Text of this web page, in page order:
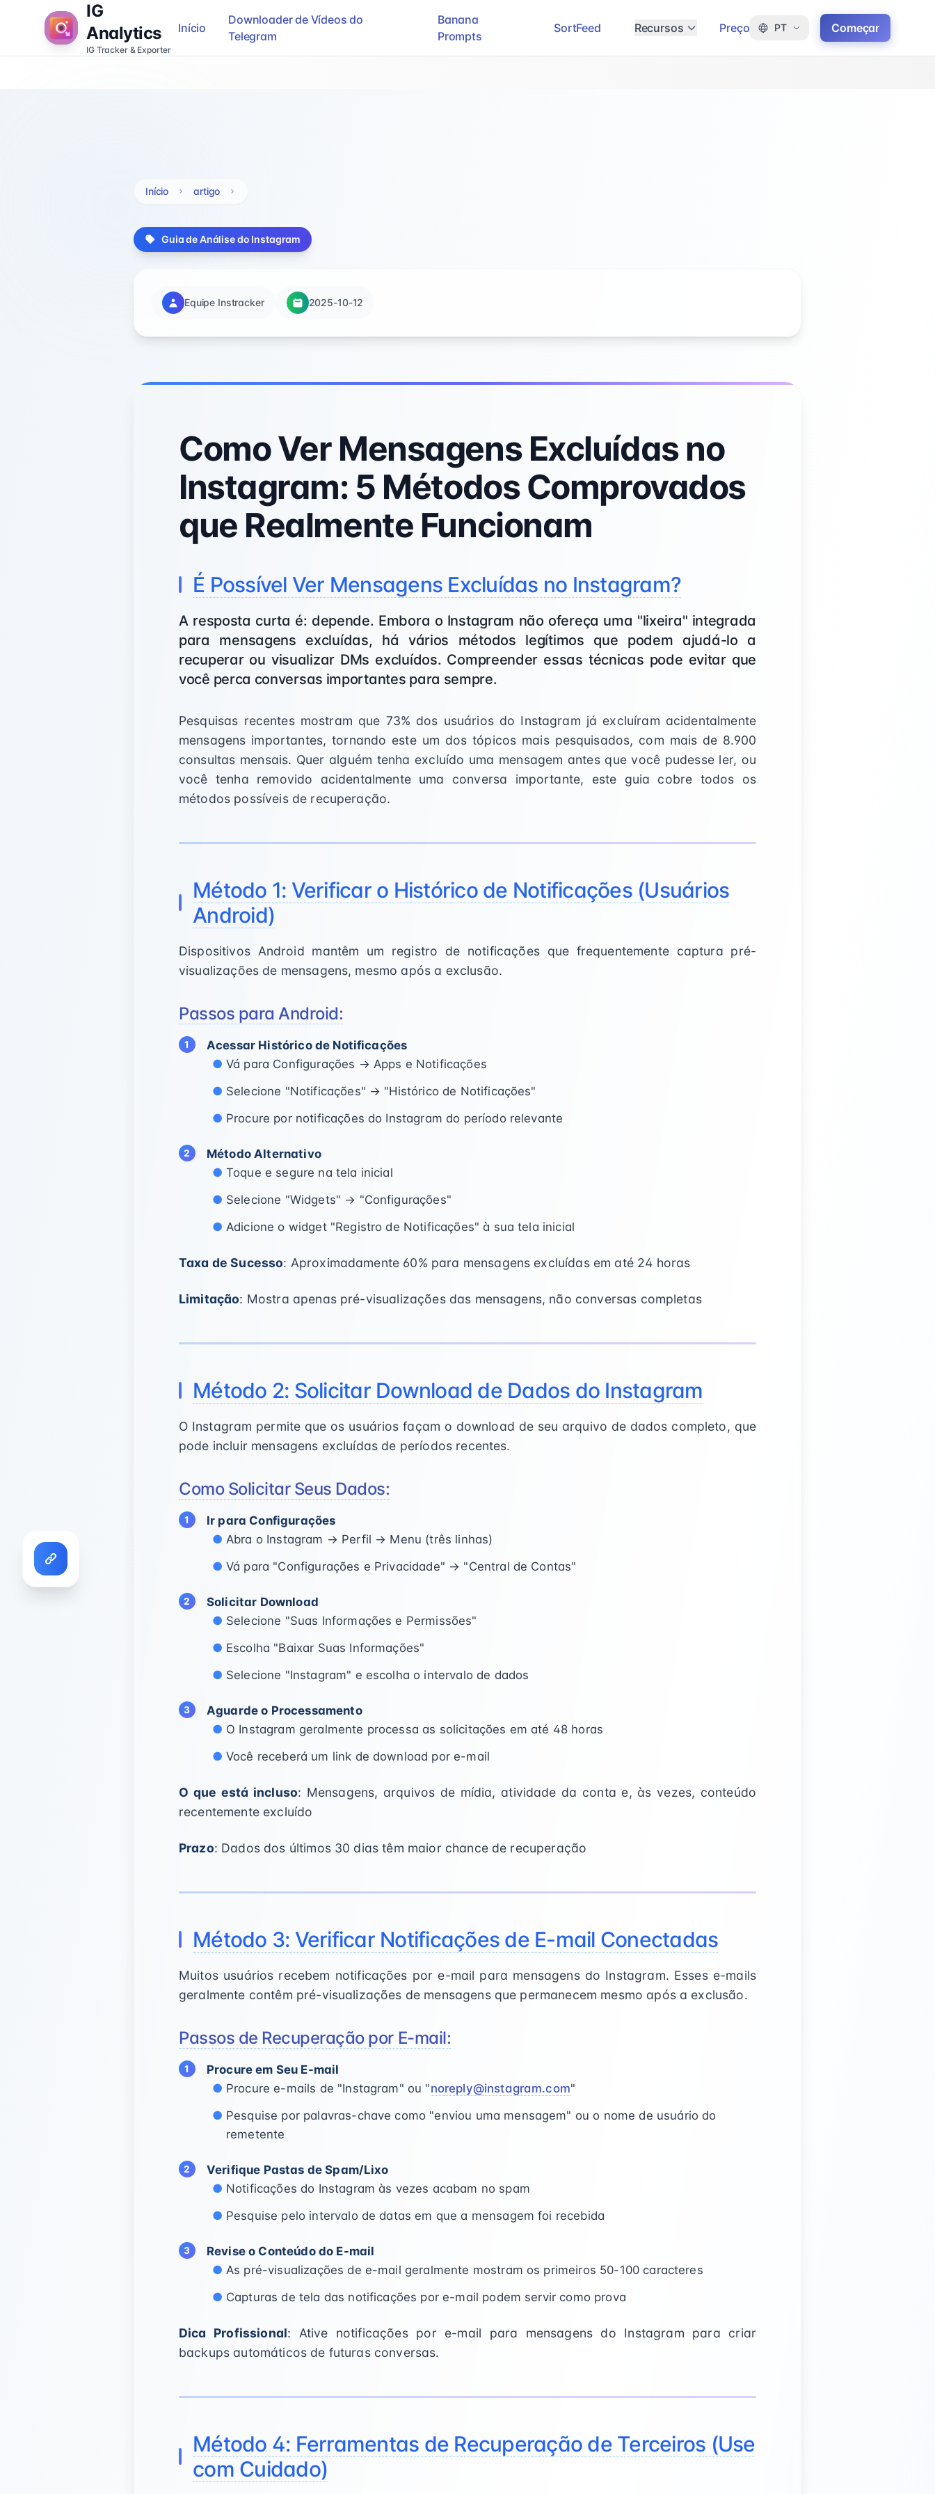
IG
Analytics
IG Tracker & Exporter
Início
Downloader de Vídeos do
Telegram
Banana
Prompts
SortFeed Recursos Preço PT Começar
Início artigo
Guia de Análise do Instagram
Equipe Instracker 2025-10-12
Como Ver Mensagens Excluídas no
Instagram: 5 Métodos Comprovados
que Realmente Funcionam
É Possível Ver Mensagens Excluídas no Instagram?
A resposta curta é: depende. Embora o Instagram não ofereça uma "lixeira" integrada
para mensagens excluídas, há vários métodos legítimos que podem ajudá-lo a
recuperar ou visualizar DMs excluídos. Compreender essas técnicas pode evitar que
você perca conversas importantes para sempre.
Pesquisas recentes mostram que 73% dos usuários do Instagram já excluíram acidentalmente
mensagens importantes, tornando este um dos tópicos mais pesquisados, com mais de 8.900
consultas mensais. Quer alguém tenha excluído uma mensagem antes que você pudesse ler, ou
você tenha removido acidentalmente uma conversa importante, este guia cobre todos os
métodos possíveis de recuperação.
Método 1: Verificar o Histórico de Notificações (Usuários
Android)
Dispositivos Android mantêm um registro de notificações que frequentemente captura pré-
visualizações de mensagens, mesmo após a exclusão.
Passos para Android:
Acessar Histórico de Notificações
Vá para Configurações → Apps e Notificações
Selecione "Notificações" → "Histórico de Notificações"
Procure por notificações do Instagram do período relevante
Método Alternativo
Toque e segure na tela inicial
Selecione "Widgets" → "Configurações"
Adicione o widget "Registro de Notificações" à sua tela inicial
Taxa de Sucesso: Aproximadamente 60% para mensagens excluídas em até 24 horas
Limitação: Mostra apenas pré-visualizações das mensagens, não conversas completas
Método 2: Solicitar Download de Dados do Instagram
O Instagram permite que os usuários façam o download de seu arquivo de dados completo, que
pode incluir mensagens excluídas de períodos recentes.
Como Solicitar Seus Dados:
Ir para Configurações
Abra o Instagram → Perfil → Menu (três linhas)
Vá para "Configurações e Privacidade" → "Central de Contas"
Solicitar Download
Selecione "Suas Informações e Permissões"
Escolha "Baixar Suas Informações"
Selecione "Instagram" e escolha o intervalo de dados
Aguarde o Processamento
O Instagram geralmente processa as solicitações em até 48 horas
Você receberá um link de download por e-mail
O que está incluso: Mensagens, arquivos de mídia, atividade da conta e, às vezes, conteúdo
recentemente excluído
Prazo: Dados dos últimos 30 dias têm maior chance de recuperação
Método 3: Verificar Notificações de E-mail Conectadas
Muitos usuários recebem notificações por e-mail para mensagens do Instagram. Esses e-mails
geralmente contêm pré-visualizações de mensagens que permanecem mesmo após a exclusão.
Passos de Recuperação por E-mail:
Procure em Seu E-mail
Procure e-mails de "Instagram" ou "noreply@instagram.com"
Pesquise por palavras-chave como "enviou uma mensagem" ou o nome de usuário do
remetente
Verifique Pastas de Spam/Lixo
Notificações do Instagram às vezes acabam no spam
Pesquise pelo intervalo de datas em que a mensagem foi recebida
Revise o Conteúdo do E-mail
As pré-visualizações de e-mail geralmente mostram os primeiros 50-100 caracteres
Capturas de tela das notificações por e-mail podem servir como prova
Dica Profissional: Ative notificações por e-mail para mensagens do Instagram para criar
backups automáticos de futuras conversas.
Método 4: Ferramentas de Recuperação de Terceiros (Use
com Cuidado)